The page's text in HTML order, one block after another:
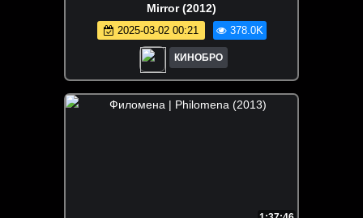
Mirror (2012)
2025-03-02 00:21 378.0K
КИНОБРО